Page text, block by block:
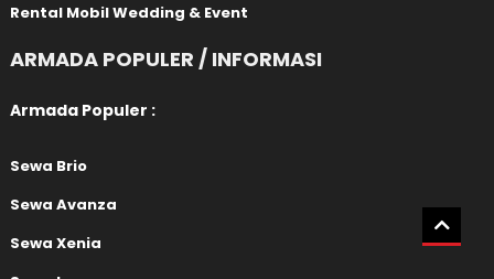
Rental Mobil Wedding & Event
ARMADA POPULER / INFORMASI
Armada Populer :
Sewa Brio
Sewa Avanza
Sewa Xenia